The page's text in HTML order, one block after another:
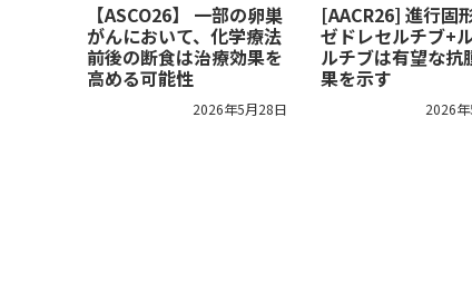
【ASCO26】 一部の卵巣
がんにおいて、化学療法
前後の断食は治療効果を
高める可能性
2026年5月28日
[AACR26] 進行固
ゼドレセルチブ+
ルチブは有望な抗
果を示す
2026